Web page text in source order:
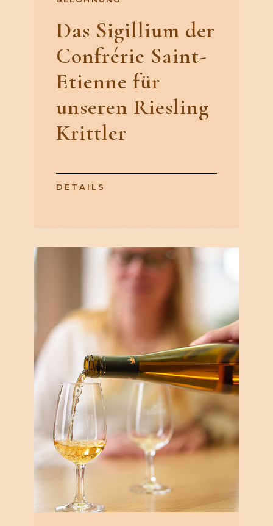
Das Sigillium der
Confrérie Saint-
Etienne für
unseren Riesling
Krittler
DETAILS